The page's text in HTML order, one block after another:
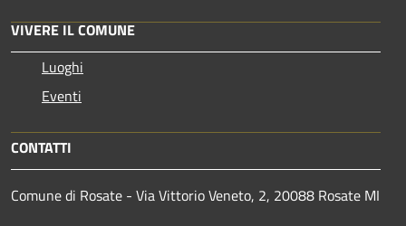
VIVERE IL COMUNE
Luoghi
Eventi
CONTATTI
Comune di Rosate - Via Vittorio Veneto, 2, 20088 Rosate MI